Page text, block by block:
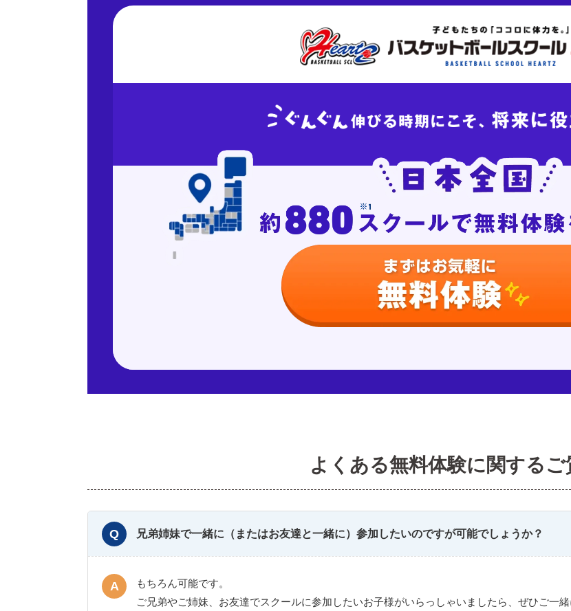
よくある無料体験に関するご
兄弟姉妹で一緒に（またはお友達と一緒に）参加したいのですが可能でしょうか？
もちろん可能です。
ご兄弟やご姉妹、お友達でスクールに参加したいお子様がいらっしゃいましたら、ぜひご一緒